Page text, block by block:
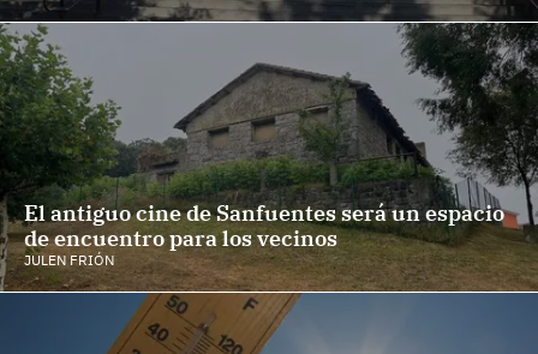
El antiguo cine de Sanfuentes será un espacio
de encuentro para los vecinos
JULEN FRIÓN